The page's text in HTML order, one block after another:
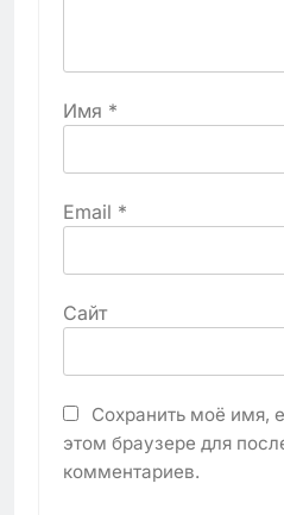
Имя *
Email *
Сайт
Сохранить моё имя,
этом браузере для
комментариев.